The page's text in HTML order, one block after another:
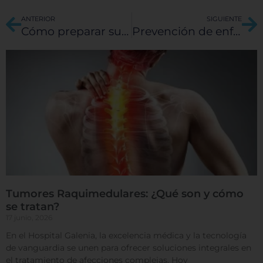
AntANTERIOR
Cómo preparar su viaje médico al Hospital Galenia: Una guía completa sobre cómo reservar y preparar su estancia con nosotros.
SIGUIENTE
Prevención de enfermedades cardiovasculares
Tumores Raquimedulares: ¿Qué son y cómo
se tratan?
En el Hospital Galenia, la excelencia médica y la tecnología
de vanguardia se unen para ofrecer soluciones integrales en
el tratamiento de afecciones complejas. Hoy
Sistema de personalización de cookies
Cookies dirigidas
Rechazar todas